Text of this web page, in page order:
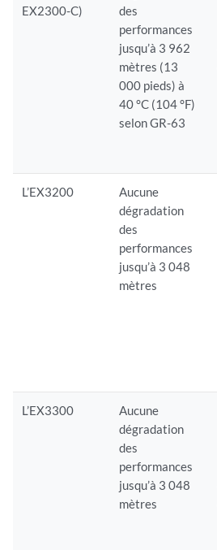
EX2300-C)
des
performances
jusqu’à 3 962
mètres (13
000 pieds) à
40 °C (104 °F)
selon GR-63
L’EX3200
Aucune
dégradation
des
performances
jusqu’à 3 048
mètres
L’EX3300
Aucune
dégradation
des
performances
jusqu’à 3 048
mètres